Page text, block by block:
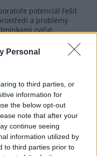
Personal
to third parties, or
information for
the below opt-out
note that after your
continue seeing
information utilized by
to third parties prior to
potenciál řešit
a problémy
zvířat,
dostupný produkt
reklama